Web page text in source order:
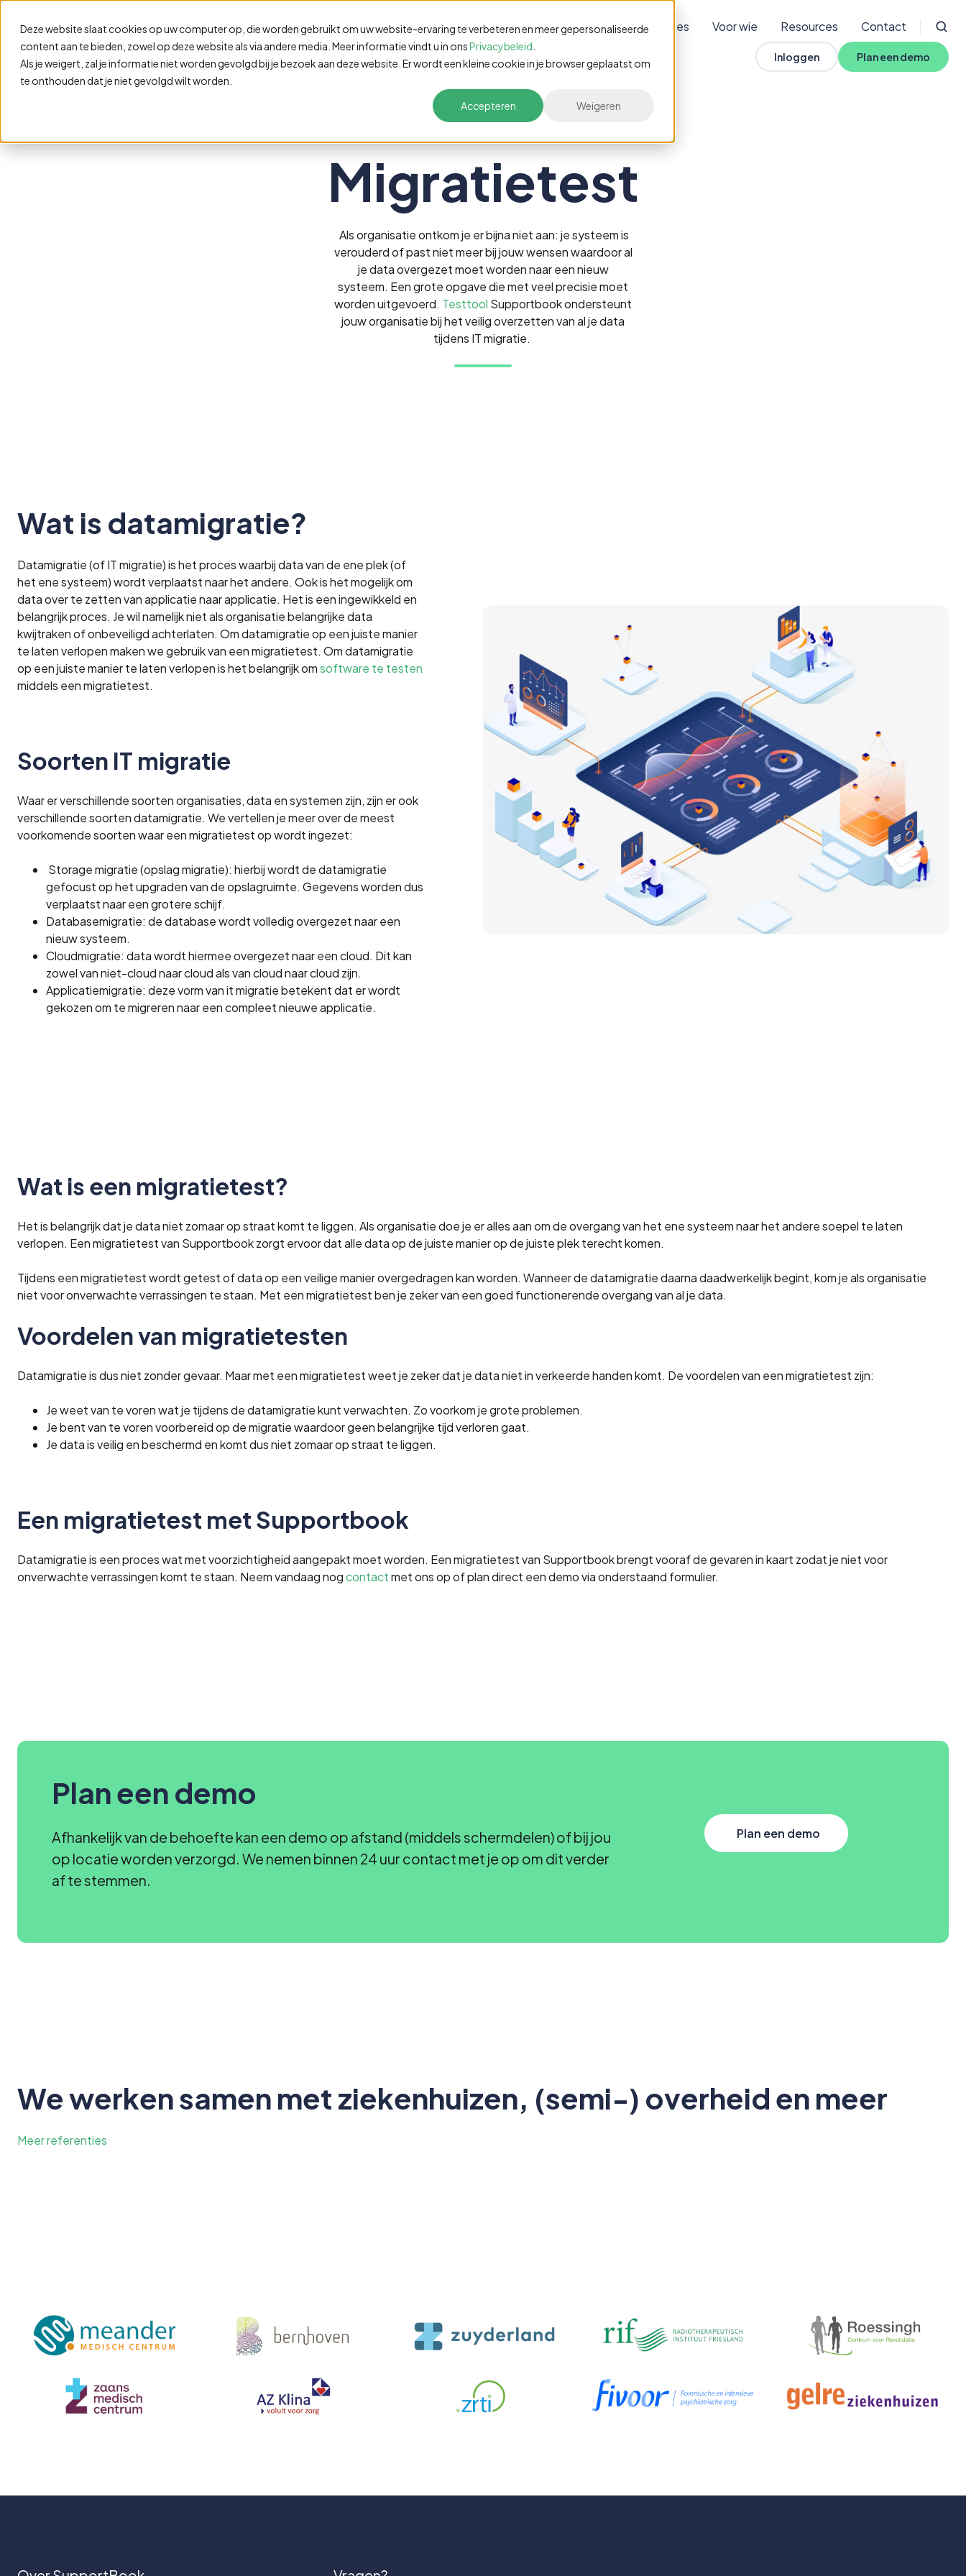
Deze website slaat cookies op uw computer op, die worden gebruikt om uw website-ervaring te verbeteren en meer gepersonaliseerde
content aan te bieden, zowel op deze website als via andere media. Meer informatie vindt u in onsPrivacybeleid
Als je weigert, zal je informatie niet worden gevolgd bij je bezoek aan deze website. Er wordt een kleine cookie in je browser geplaatst om
te onthouden dat je niet gevolgd wilt worden.
Accepteren
Weigeren
Testmanagement Waarom Referenties Voor wie Resources Contact
Inloggen Plan een demo
Migratietest
Als organisatie ontkom je er bijna niet aan: je systeem is
verouderd of past niet meer bij jouw wensen waardoor al
je data overgezet moet worden naar een nieuw
systeem. Een grote opgave die met veel precisie moet
worden uitgevoerd. Testtool Supportbook ondersteunt
jouw organisatie bij het veilig overzetten van al je data
tijdens IT migratie.
Wat is datamigratie?
Datamigratie (of IT migratie) is het proces waarbij data van de ene plek (of
het ene systeem) wordt verplaatst naar het andere. Ook is het mogelijk om
data over te zetten van applicatie naar applicatie. Het is een ingewikkeld en
belangrijk proces. Je wil namelijk niet als organisatie belangrijke data
kwijtraken of onbeveiligd achterlaten. Om datamigratie op een juiste manier
te laten verlopen maken we gebruik van een migratietest. Om datamigratie
op een juiste manier te laten verlopen is het belangrijk omsoftware te testen
middels een migratietest.
Soorten IT migratie
Waar er verschillende soorten organisaties, data en systemen zijn, zijn er ook
verschillende soorten datamigratie. We vertellen je meer over de meest
voorkomende soorten waar een migratietest op wordt ingezet:
Storage migratie (opslag migratie): hierbij wordt de datamigratie
gefocust op het upgraden van de opslagruimte. Gegevens worden dus
verplaatst naar een grotere schijf.
Databasemigratie: de database wordt volledig overgezet naar een
nieuw systeem.
Cloudmigratie: data wordt hiermee overgezet naar een cloud. Dit kan
zowel van niet-cloud naar cloud als van cloud naar cloud zijn.
Applicatiemigratie: deze vorm van it migratie betekent dat er wordt
gekozen om te migreren naar een compleet nieuwe applicatie.
Wat is een migratietest?
Het is belangrijk dat je data niet zomaar op straat komt te liggen. Als organisatie doe je er alles aan om de overgang van het ene systeem naar het andere soepel te laten
verlopen. Een migratietest van Supportbook zorgt ervoor dat alle data op de juiste manier op de juiste plek terecht komen.
Tijdens een migratietest wordt getest of data op een veilige manier overgedragen kan worden. Wanneer de datamigratie daarna daadwerkelijk begint, kom je als organisatie
niet voor onverwachte verrassingen te staan. Met een migratietest ben je zeker van een goed functionerende overgang van al je data.
Voordelen van migratietesten
Datamigratie is dus niet zonder gevaar. Maar met een migratietest weet je zeker dat je data niet in verkeerde handen komt. De voordelen van een migratietest zijn:
Je weet van te voren wat je tijdens de datamigratie kunt verwachten. Zo voorkom je grote problemen.
Je bent van te voren voorbereid op de migratie waardoor geen belangrijke tijd verloren gaat.
Je data is veilig en beschermd en komt dus niet zomaar op straat te liggen.
Een migratietest met Supportbook
Datamigratie is een proces wat met voorzichtigheid aangepakt moet worden. Een migratietest van Supportbook brengt vooraf de gevaren in kaart zodat je niet voor
onverwachte verrassingen komt te staan. Neem vandaag nogcontactmet ons op of plan direct een demo via onderstaand formulier.
Plan een demo
Afhankelijk van de behoefte kan een demo op afstand (middels schermdelen) of bij jou
op locatie worden verzorgd. We nemen binnen 24 uur contact met je op om dit verder
af te stemmen.
Plan een demo
We werken samen met ziekenhuizen, (semi-) overheid en meer
Meer referenties